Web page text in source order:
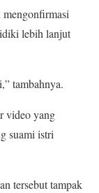
mengonfirmasi
lebih lanjut
tambahnya.
video yang
suami istri
tersebut tampak